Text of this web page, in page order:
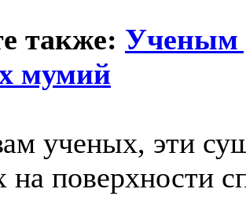
также: Ученым
мумий
ученых, эти
на поверхности